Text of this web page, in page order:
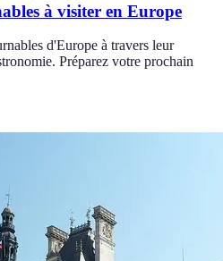
à visiter en Europe
d'Europe à travers leur
Préparez votre prochain